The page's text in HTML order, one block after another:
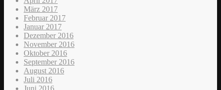
März 2017
Februar 2017
Januar 2017
Dezember 2016
November 2016
Oktober 2016
September 2016
August 2016
Juli 2016
Juni 2016